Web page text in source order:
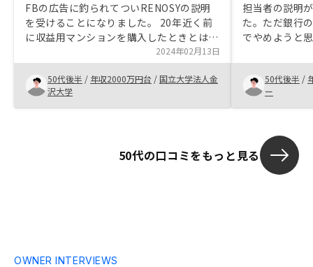
FBの広告に釣られてついRENOSYの説明
を受けることになりました。 20年近く前
に収益用マンションを購入したときとはま
ったく異なり、ほぼオンラインを活用した
説明や手続きで、 非常に効率的に業務を
進めてもらえました。
2024年02月13日
50代後半 / 年収2000万円台 / 国立大学法人金
沢大学
担当者の説明
た。ただ銀行
でやめようと
最終は満足は
しいと感じた。
50代後半 /
ー
50代の口コミをもっと見る
OWNER INTERVIEWS